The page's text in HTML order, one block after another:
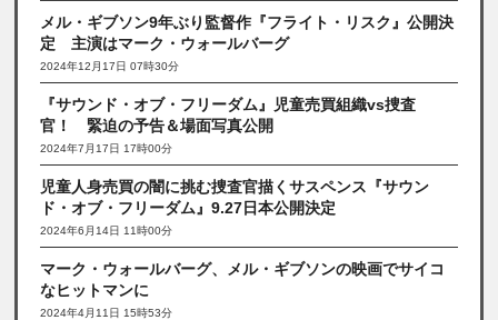
メル・ギブソン9年ぶり監督作『フライト・リスク』公開決
定 主演はマーク・ウォールバーグ
2024年12月17日 07時30分
『サウンド・オブ・フリーダム』児童売買組織vs捜査
官！ 緊迫の予告＆場面写真公開
2024年7月17日 17時00分
児童人身売買の闇に挑む捜査官描くサスペンス『サウン
ド・オブ・フリーダム』9.27日本公開決定
2024年6月14日 11時00分
マーク・ウォールバーグ、メル・ギブソンの映画でサイコ
なヒットマンに
2024年4月11日 15時53分